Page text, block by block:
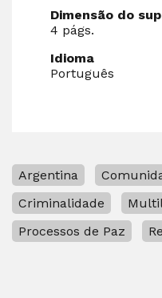
Dimensão do
4 págs.
Idioma
Português
Argentina
Criminalidade
Processos de Paz